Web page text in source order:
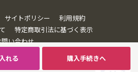
購入手続きへ
れる
サイトポリシー
利用規約
特定商取引法に基づく表示
い合わせ